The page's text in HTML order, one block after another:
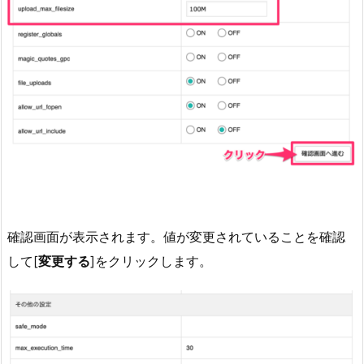
確認画面が表示されます。値が変更されていることを確認
して[変更する]をクリックします。